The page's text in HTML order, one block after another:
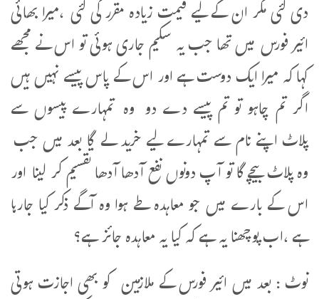
دی گئی مگر ان کے لیے قیمت زیادہ مقرر کی گئی ،میرا بھائی
ائیر فورس میں تھا جب یہ سکیم جاری ہوئی تو اس نے مجھے
کہا کہ میرا ایک دوست ہے اور اس کے پاس پیسے نہیں ہیں
اگر تم چاہو تو تم پیسے دے دو وہ تمہارے پیسوں سے
پلاٹ اپنے نام سے تمہارے لیے خرید لے گا بعد میں جب
وہ پلاٹ بیچے گا تو آپ دونوں نفع آدھا آدھا تقسیم کر لینا اور
اس کے بارے میں جو معاہدہ طے ہوا وہ آگے ذکر کیا جارہا
ہے ،اب پوچھنا یہ ہے کہ کیا یہ معاہدہ جائز ہے؟
نوٹ : بعد میں ائیر فورس کے ملازمین کو بھی اجازت ہوتی